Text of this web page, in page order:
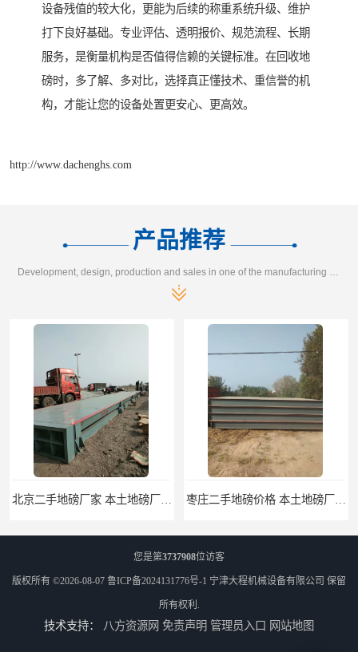
设备残值的较大化，更能为后续的称重系统升级、维护
打下良好基础。专业评估、透明报价、规范流程、长期
服务，是衡量机构是否值得信赖的关键标准。在回收地
磅时，多了解、多对比，选择真正懂技术、重信誉的机
构，才能让您的设备处置更安心、更高效。
http://www.dachenghs.com
产品推荐
您是第3737908位访客
版权所有 ©2026-08-07 鲁ICP备2024131776号-1 宁津大程机械设备有限公司 保留
所有权利.
技术支持： 八方资源网 免责声明 管理员入口 网站地图